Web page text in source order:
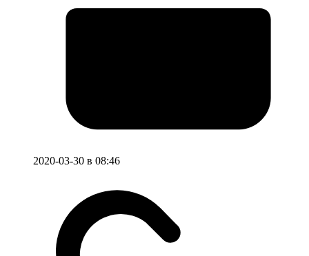
2020-03-30 в 08:46